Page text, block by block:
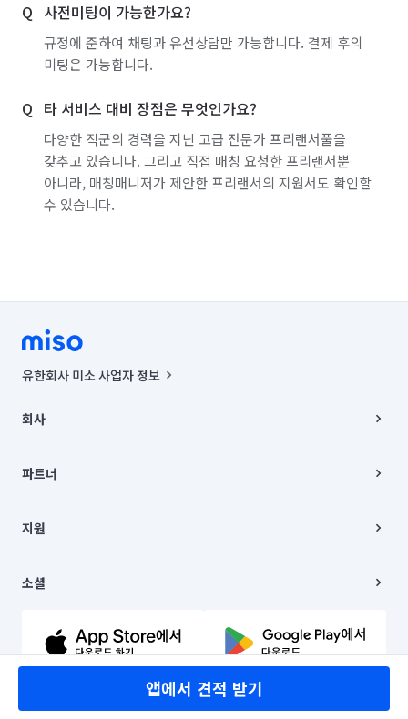
사전미팅이 가능한가요?
규정에 준하여 채팅과 유선상담만 가능합니다. 결제 후의
미팅은 가능합니다.
타 서비스 대비 장점은 무엇인가요?
다양한 직군의 경력을 지닌 고급 전문가 프리랜서풀을
갖추고 있습니다. 그리고 직접 매칭 요청한 프리랜서뿐
아니라, 매칭매니저가 제안한 프리랜서의 지원서도 확인할
수 있습니다.
앱에서 견적 받기
유한회사 미소 사업자 정보
00019 |
주소 | 본사: 서울특별시 종로구 율곡로 6(중학동, 트윈트리빌딩) B동 5층
컨택센터 : 서울특별시 종로구 수송동 율곡로 24, 7층, 8층 미소
상품, 상품정보, 거래에 관한 의무와 책임은 거래당사자에게 있습니다.
언론 보도 관련 문의:
© 유한회사 미소. Miso, Inc. All Rights Reserved.
회사
채용
파트너
이사
지원
이용약관
문의하기
소셜
유튜브